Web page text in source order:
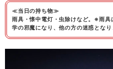
≪当日の持ち物≫
雨具・懐中電灯・虫除けなど。※雨
学の邪魔になり、他の方の迷惑となり